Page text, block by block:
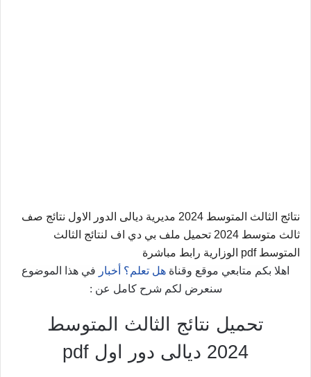
نتائج الثالث المتوسط 2024 مديرية ديالى الدور الاول نتائج صف
ثالث متوسط 2024 تحميل ملف بي دي اف لنتائج الثالث
المتوسط pdf الوزارية رابط مباشرة
اهلا بكم متابعي موقع وقناة هل تعلم؟ أخبار في هذا الموضوع
سنعرض لكم شرح كامل عن :
تحميل نتائج الثالث المتوسط
2024 ديالى دور اول pdf